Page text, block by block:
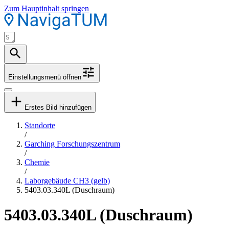
Zum Hauptinhalt springen
Einstellungsmenü öffnen
Erstes Bild hinzufügen
Standorte
/
Garching Forschungszentrum
/
Chemie
/
Laborgebäude CH3 (gelb)
5403.03.340L (Duschraum)
5403.03.340L (Duschraum)